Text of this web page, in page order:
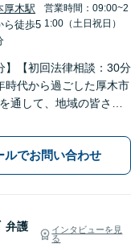
厚木駅
ら徒歩5
営業時間：09:00~2
1:00（土日祝日）
】【初回法律相談：30分
時代から過ごした厚木市
通して、地域の皆さま
ット問題など幅広い分
す。【休日・夜間対
ルでお問い合わせ
弁護
インタビューを見
る